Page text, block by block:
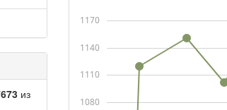
из
1080
1110
1140
1170